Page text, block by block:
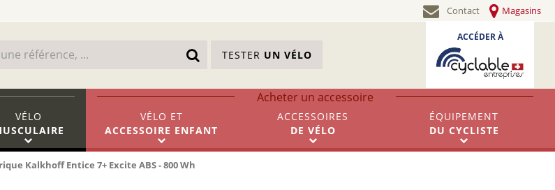
Contact Magasins
TESTER UN VÉLO
ACCÉDER À
Acheter un accessoire
VÉLO
VÉLO ET
ACCESSOIRE ENFANT
ACCESSOIRES
DE VÉLO
ÉQUIPEMENT
DU CYCLISTE
Kalkhoff Entice 7+ Excite ABS - 800 Wh